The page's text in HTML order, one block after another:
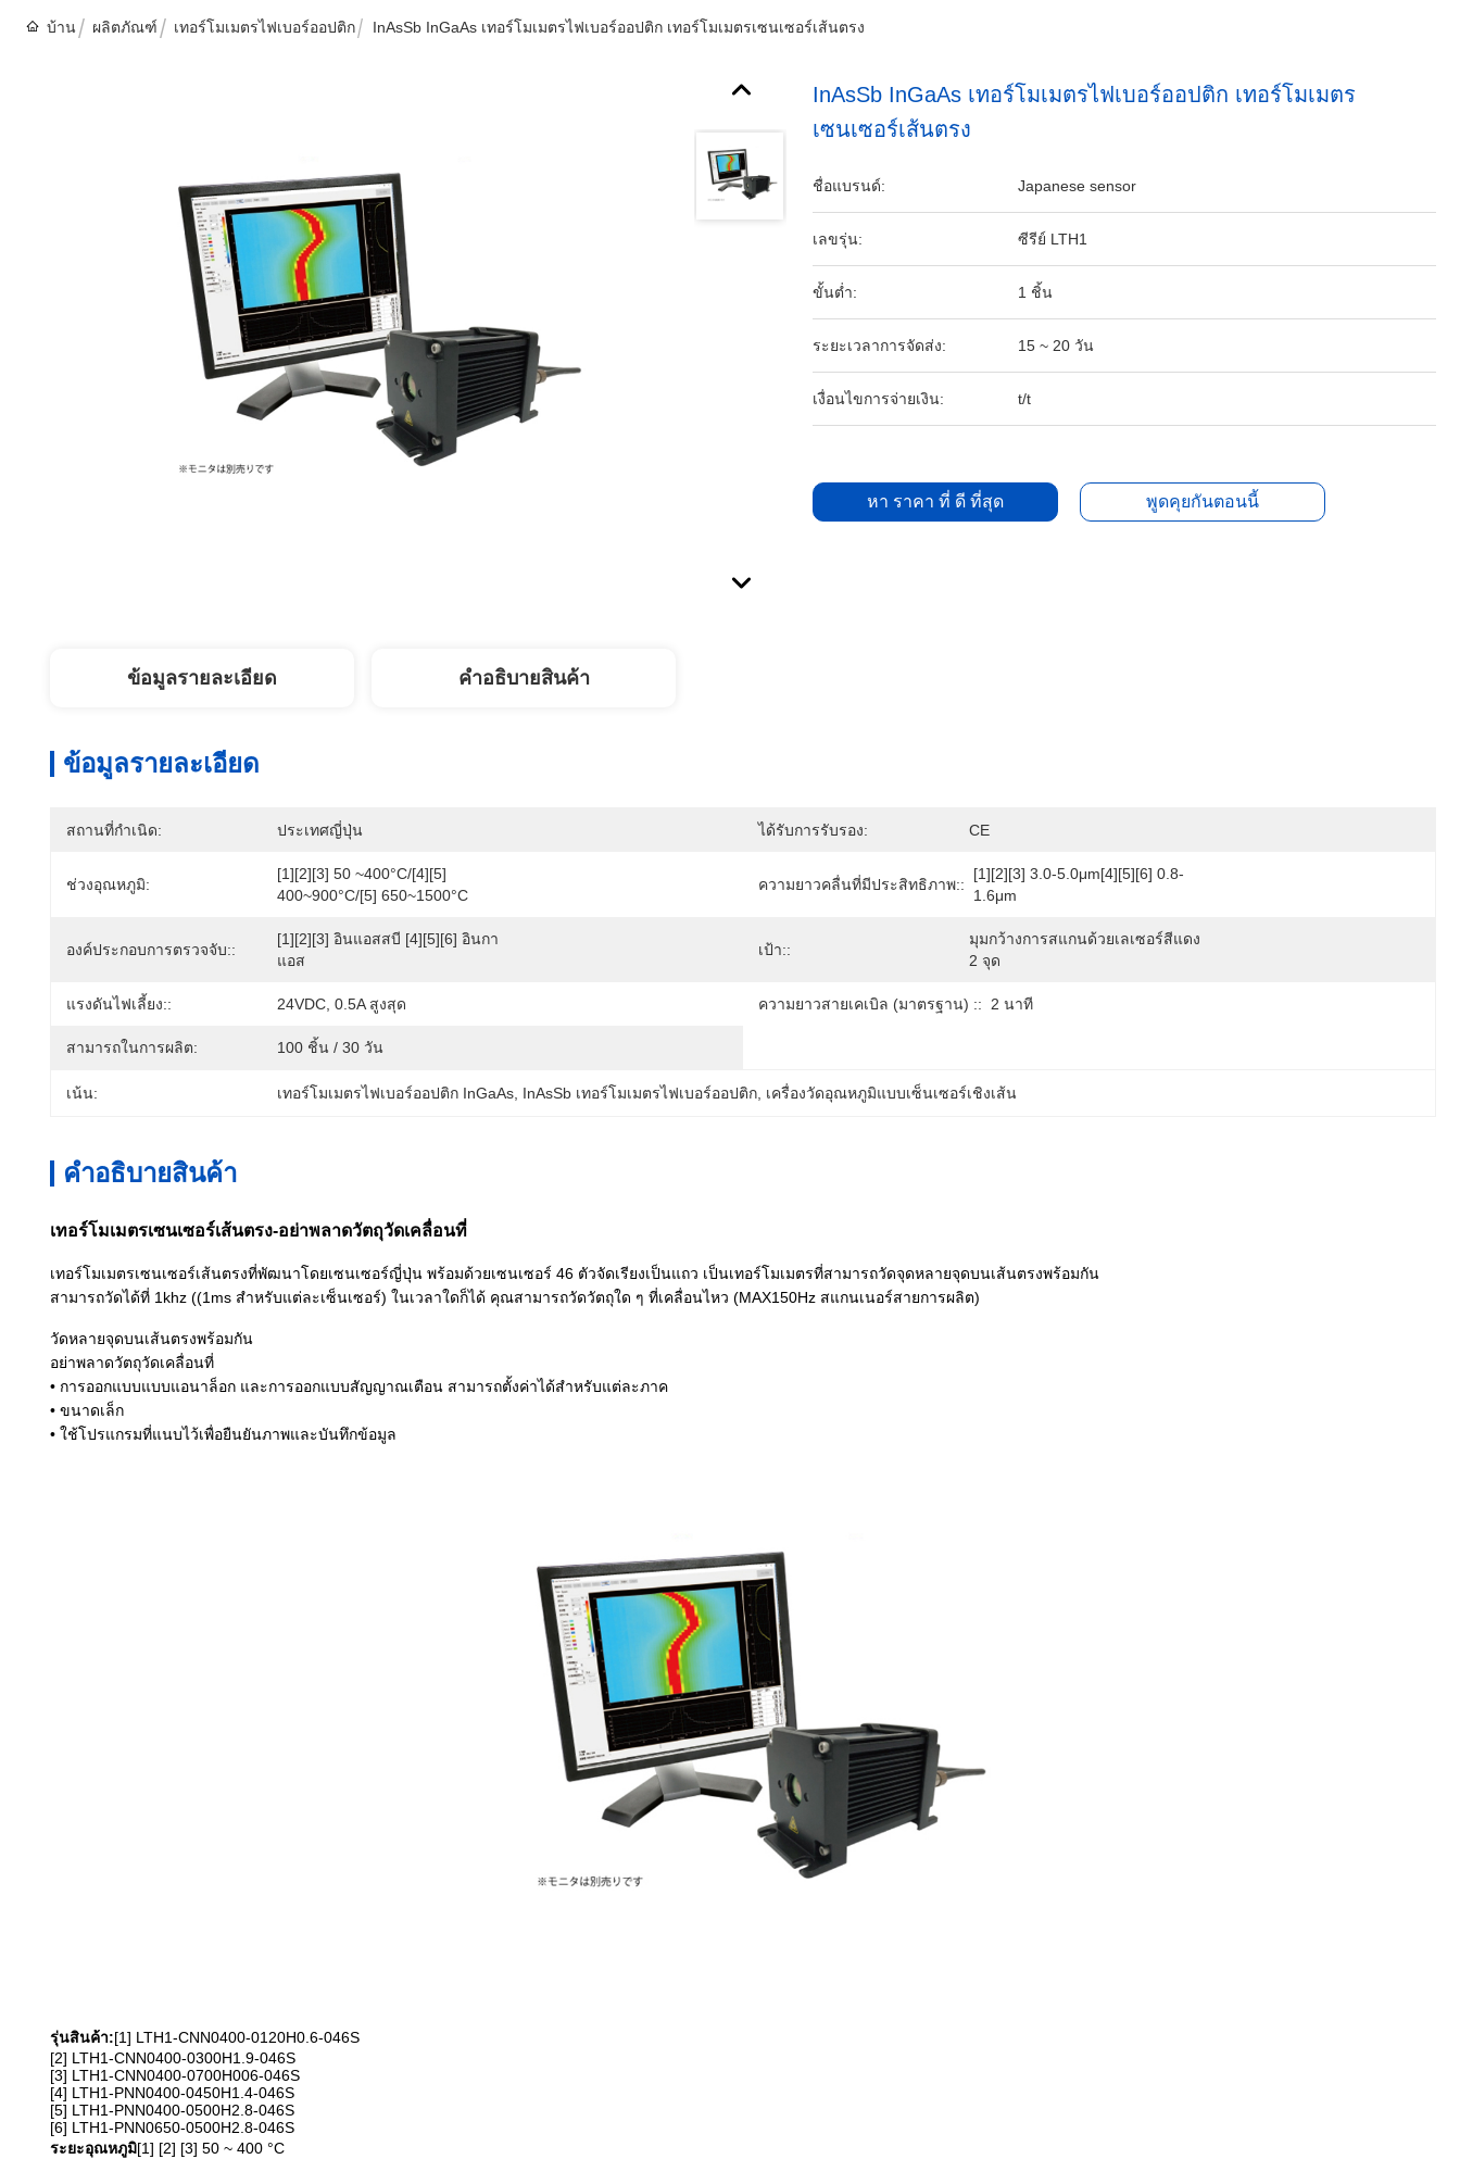
บ้าน ผลิตภัณฑ์ เทอร์โมเมตรไฟเบอร์ออปติก InAsSb InGaAs เทอร์โมเมตรไฟเบอร์ออปติก เทอร์โมเมตรเซนเซอร์เส้นตรง
InAsSb InGaAs เทอร์โมเมตรไฟเบอร์ออปติก เทอร์โมเมตร
เซนเซอร์เส้นตรง
ชื่อแบรนด์: Japanese sensor
เลขรุ่น: ซีรีย์ LTH1
ขั้นต่ำ: 1 ชิ้น
ระยะเวลาการจัดส่ง: 15 ~ 20 วัน
เงื่อนไขการจ่ายเงิน: t/t
หา ราคา ที่ ดี ที่สุด พูดคุยกันตอนนี้
ข้อมูลรายละเอียด คําอธิบายสินค้า
ข้อมูลรายละเอียด
สถานที่กำเนิด: ประเทศญี่ปุ่น ได้รับการรับรอง: CE
ช่วงอุณหภูมิ:
[1][2][3] 50 ~400°C/[4][5]
400~900°C/[5] 650~1500°C
ความยาวคลื่นที่มีประสิทธิภาพ::
[1][2][3] 3.0-5.0μm[4][5][6] 0.8-
1.6μm
องค์ประกอบการตรวจจับ::
[1][2][3] อินแอสสบี [4][5][6] อินกา
แอส
เป้า::
มุมกว้างการสแกนด้วยเลเซอร์สีแดง
2 จุด
แรงดันไฟเลี้ยง:: 24VDC, 0.5A สูงสุด ความยาวสายเคเบิล (มาตรฐาน) :: 2 นาที
สามารถในการผลิต: 100 ชิ้น / 30 วัน
เน้น: เทอร์โมเมตรไฟเบอร์ออปติก InGaAs InAsSb เทอร์โมเมตรไฟเบอร์ออปติก เครื่องวัดอุณหภูมิแบบเซ็นเซอร์เชิงเส้น
คําอธิบายสินค้า
เทอร์โมเมตรเซนเซอร์เส้นตรง-อย่าพลาดวัตถุวัดเคลื่อนที่
เทอร์โมเมตรเซนเซอร์เส้นตรงที่พัฒนาโดยเซนเซอร์ญี่ปุ่น พร้อมด้วยเซนเซอร์ 46 ตัวจัดเรียงเป็นแถว เป็นเทอร์โมเมตรที่สามารถวัดจุดหลายจุดบนเส้นตรงพร้อมกัน
สามารถวัดได้ที่ 1khz ((1ms สําหรับแต่ละเซ็นเซอร์) ในเวลาใดก็ได้ คุณสามารถวัดวัตถุใด ๆ ที่เคลื่อนไหว (MAX150Hz สแกนเนอร์สายการผลิต)
วัดหลายจุดบนเส้นตรงพร้อมกัน
อย่าพลาดวัตถุวัดเคลื่อนที่
• การออกแบบแบบแอนาล็อก และการออกแบบสัญญาณเตือน สามารถตั้งค่าได้สําหรับแต่ละภาค
• ขนาดเล็ก
• ใช้โปรแกรมที่แนบไว้เพื่อยืนยันภาพและบันทึกข้อมูล
รุ่นสินค้า:[1] LTH1-CNN0400-0120H0.6-046S
[2] LTH1-CNN0400-0300H1.9-046S
[3] LTH1-CNN0400-0700H006-046S
[4] LTH1-PNN0400-0450H1.4-046S
[5] LTH1-PNN0400-0500H2.8-046S
[6] LTH1-PNN0650-0500H2.8-046S
ระยะอุณหภูมิ[1] [2] [3] 50 ~ 400 °C